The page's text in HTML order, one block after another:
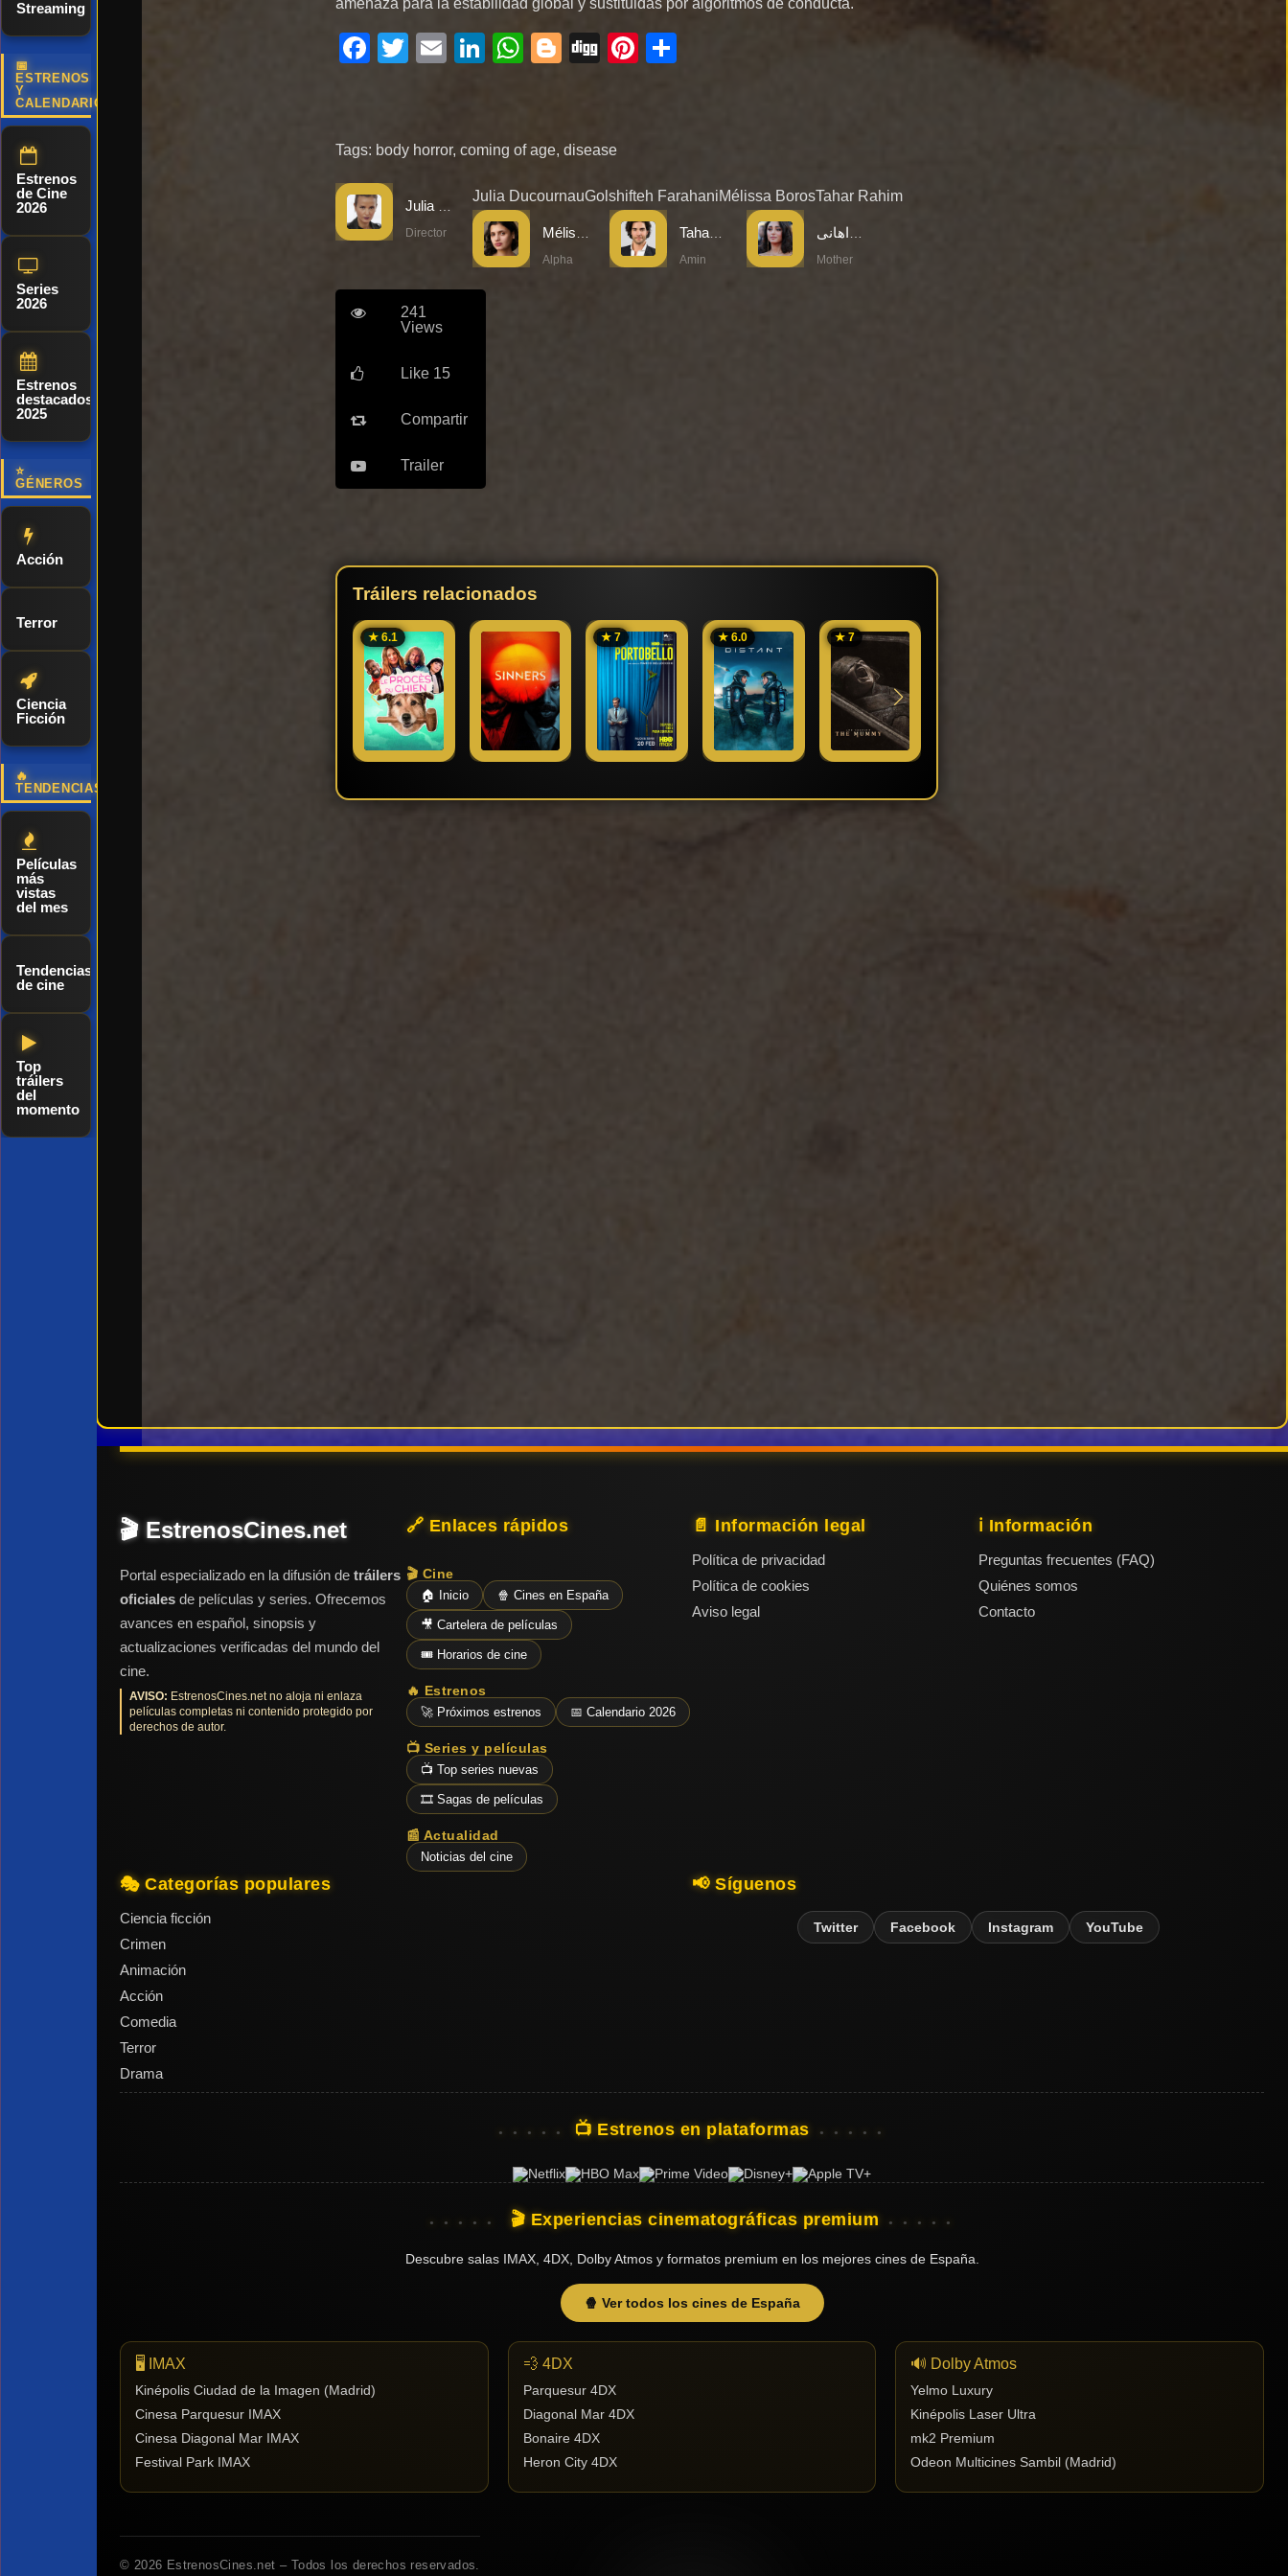
Streaming
📅
ESTRENOS
Y
CALENDARIO
Estrenos
de Cine
2026
Series
2026
Estrenos
destacados
2025
⭐
GÉNEROS
Acción
Terror
Ciencia
Ficción
🔥
TENDENCIAS
Películas
más
vistas
del mes
Tendencias
de cine
Top
tráilers
del
momento
Facebook
Twitter
EmailLinkedIn
WhatsApp
Blogger
DiggPinterest
Tags: body horror,coming of age,disease
Director
Julia DucournauGolshifteh FarahaniMélissa BorosTahar Rahim
Alpha Amin Mother
241
Views
Like 15
Compartir
Trailer
Tráilers relacionados
★ 6.1 ★ 7 ★ 6.0 ★ 7
🎬 EstrenosCines.net
Portal especializado en la difusión de tráilers
oficiales de películas y series. Ofrecemos
avances en español, sinopsis y
actualizaciones verificadas del mundo del
cine.
AVISO: EstrenosCines.net no aloja ni enlaza
películas completas ni contenido protegido por
derechos de autor.
🔗 Enlaces rápidos
🎬 Cine
🏠 Inicio 🍿 Cines en España
🎥 Cartelera de películas
🎟️ Horarios de cine
🔥 Estrenos
🚀 Próximos estrenos 📅 Calendario 2026
📺 Series y películas
📺 Top series nuevas
🎞️ Sagas de películas
📰 Actualidad
Noticias del cine
📄 Información legal
Política de privacidad
Política de cookies
Aviso legal
ℹ️ Información
Preguntas frecuentes (FAQ)
Quiénes somos
Contacto
🎭 Categorías populares
Ciencia ficción
Crimen
Animación
Acción
Comedia
Terror
Drama
📢 Síguenos
Twitter Facebook Instagram YouTube
📺 Estrenos en plataformas
🎬 Experiencias cinematográficas premium
Descubre salas IMAX, 4DX, Dolby Atmos y formatos premium en los mejores cines de España.
🍿 Ver todos los cines de España
🖥️ IMAX
Kinépolis Ciudad de la Imagen (Madrid)
Cinesa Parquesur IMAX
Cinesa Diagonal Mar IMAX
Festival Park IMAX
💨 4DX
Parquesur 4DX
Diagonal Mar 4DX
Bonaire 4DX
Heron City 4DX
🔊 Dolby Atmos
Yelmo Luxury
Kinépolis Laser Ultra
mk2 Premium
Odeon Multicines Sambil (Madrid)
© 2026 EstrenosCines.net – Todos los derechos reservados.